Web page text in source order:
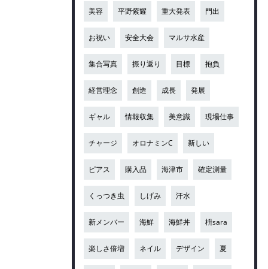
美容 平野紫耀 重大発表 門出
お祝い 安全大会 マルサ水産
集合写真 振り返り 目標 抱負
経営理念 創造 成長 発展
ギャル 情報収集 美意識 現場仕事
チャージ オロナミンC 新しい
ピアス 購入品 海津市 確定測量
くっつき虫 しげみ 汗水
新メンバー 海鮮 海鮮丼 枡sara
楽しさ倍増 ネイル デザイン 夏